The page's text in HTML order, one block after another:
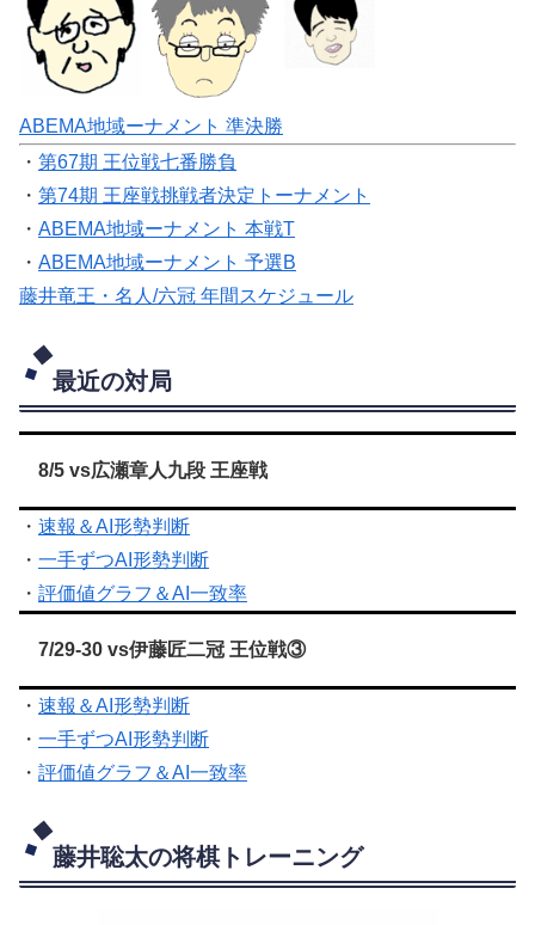
ABEMA地域ーナメント 準決勝
・ 第67期 王位戦七番勝負
・ 第74期 王座戦挑戦者決定トーナメント
・ ABEMA地域ーナメント 本戦T
・ ABEMA地域ーナメント 予選B
藤井竜王・名人/六冠 年間スケジュール
最近の対局
8/5 vs広瀬章人九段 王座戦
・ 速報＆AI形勢判断
・ 一手ずつAI形勢判断
・ 評価値グラフ＆AI一致率
7/29-30 vs伊藤匠二冠 王位戦③
・ 速報＆AI形勢判断
・ 一手ずつAI形勢判断
・ 評価値グラフ＆AI一致率
藤井聡太の将棋トレーニング